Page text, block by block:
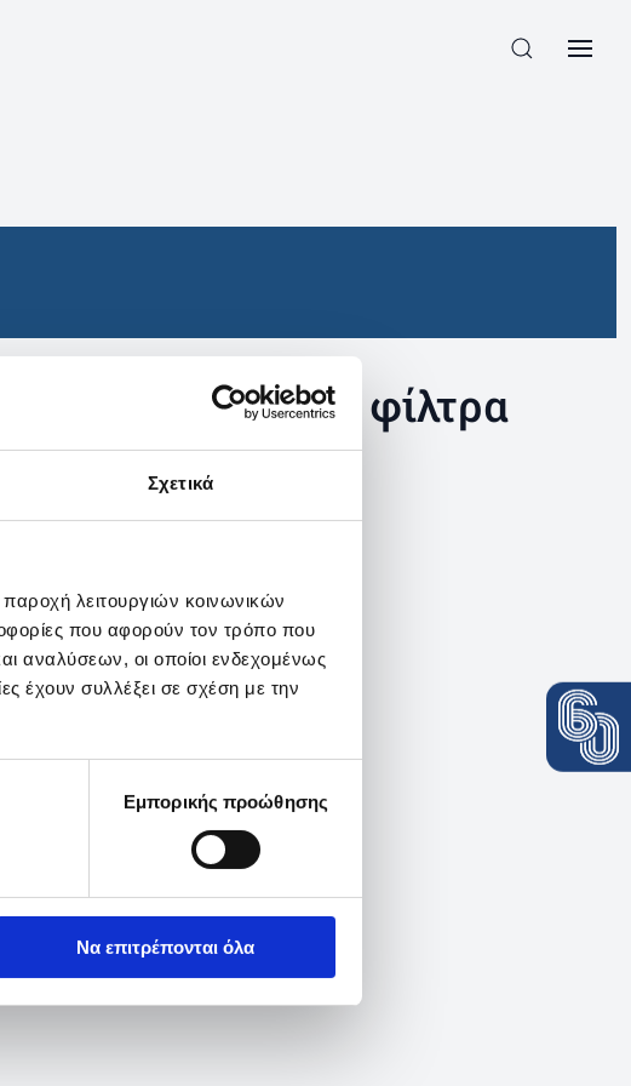
Σχετικά
λειτουργιών κοινωνικών
που αφορούν τον τρόπο που
αναλύσεων, οι οποίοι ενδεχομένως
έχουν συλλέξει σε σχέση με την
Εμπορικής προώθησης
Να επιτρέπονται όλα
συγκεκριμένα φίλτρα